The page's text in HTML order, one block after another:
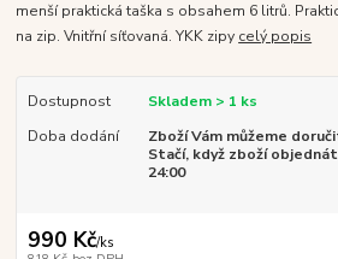
menší praktická taška s obsahem 6 litrů.
na zip. Vnitřní síťovaná. YKK zipy celý popis
Dostupnost
Skladem > 1 ks
Doba dodání
Zboží Vám můžeme
Stačí, když zboží
24:00
990 Kč/ks